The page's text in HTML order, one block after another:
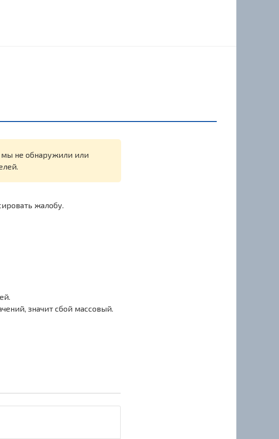
мы не обнаружили или
жалобу.
значит сбой массовый.